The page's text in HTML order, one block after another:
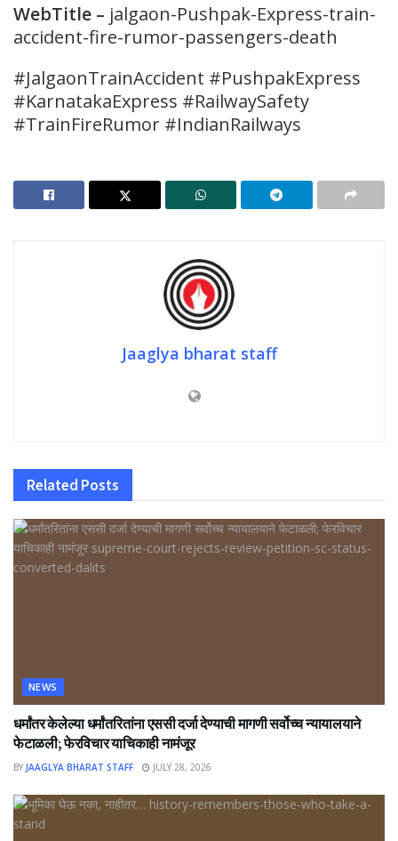
WebTitle – jalgaon-Pushpak-Express-train-
accident-fire-rumor-passengers-death
#JalgaonTrainAccident #PushpakExpress
#KarnatakaExpress #RailwaySafety
#TrainFireRumor #IndianRailways
Jaaglya bharat staff
Related Posts
NEWS
धर्मांतर केलेल्या धर्मांतरितांना एससी दर्जा देण्याची मागणी सर्वोच्च न्यायालयाने
फेटाळली; फेरविचार याचिकाही नामंजूर
BY JAAGLYA BHARAT STAFF JULY 28, 2026